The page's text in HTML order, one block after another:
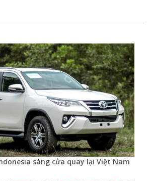
sáng cửa quay lại Việt Nam